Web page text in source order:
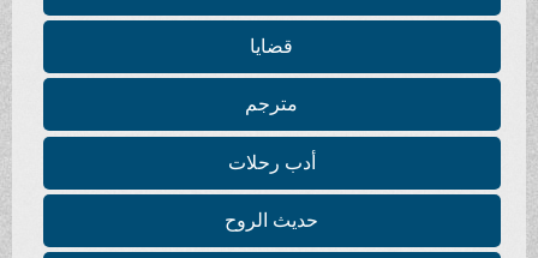
قضايا
مترجم
أدب رحلات
حديث الروح